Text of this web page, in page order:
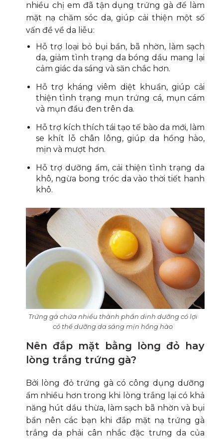
nhiều chị em đã tận dụng trứng gà để làm
mặt nạ chăm sóc da, giúp cải thiện một số
vấn đề về da liễu:
Hỗ trợ loại bỏ bụi bẩn, bã nhờn, làm sạch
da, giảm tình trạng da bóng dầu mang lại
cảm giác da sáng và săn chắc hơn.
Hỗ trợ kháng viêm diệt khuẩn, giúp cải
thiện tình trạng mụn trứng cá, mụn cám
và mụn đầu đen trên da.
Hỗ trợ kích thích tái tạo tế bào da mới, làm
se khít lỗ chân lông, giúp da hồng hào,
mịn và mượt hơn.
Hỗ trợ dưỡng ẩm, cải thiện tình trạng da
khô, ngừa bong tróc da vào thời tiết hanh
khô.
Trứng gà chứa nhiều thành phần dinh dưỡng có lợi
có thể dưỡng da sáng mịn hồng hào
Nên đắp mặt bằng lòng đỏ hay
lòng trắng trứng gà?
Bởi lòng đỏ trứng gà có công dụng dưỡng
ẩm nhiều hơn trong khi lòng trắng lại có khả
năng hút dầu thừa, làm sạch bã nhờn và bụi
bẩn nên các bạn khi đắp mặt nạ trứng gà
trắng da phải cân nhắc đặc trưng da của